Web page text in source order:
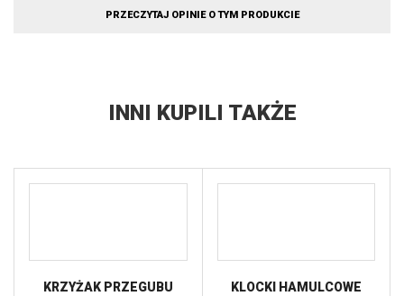
PRZECZYTAJ OPINIE O TYM PRODUKCIE
INNI KUPILI TAKŻE
KRZYŻAK PRZEGUBU
KLOCKI HAMULCOWE